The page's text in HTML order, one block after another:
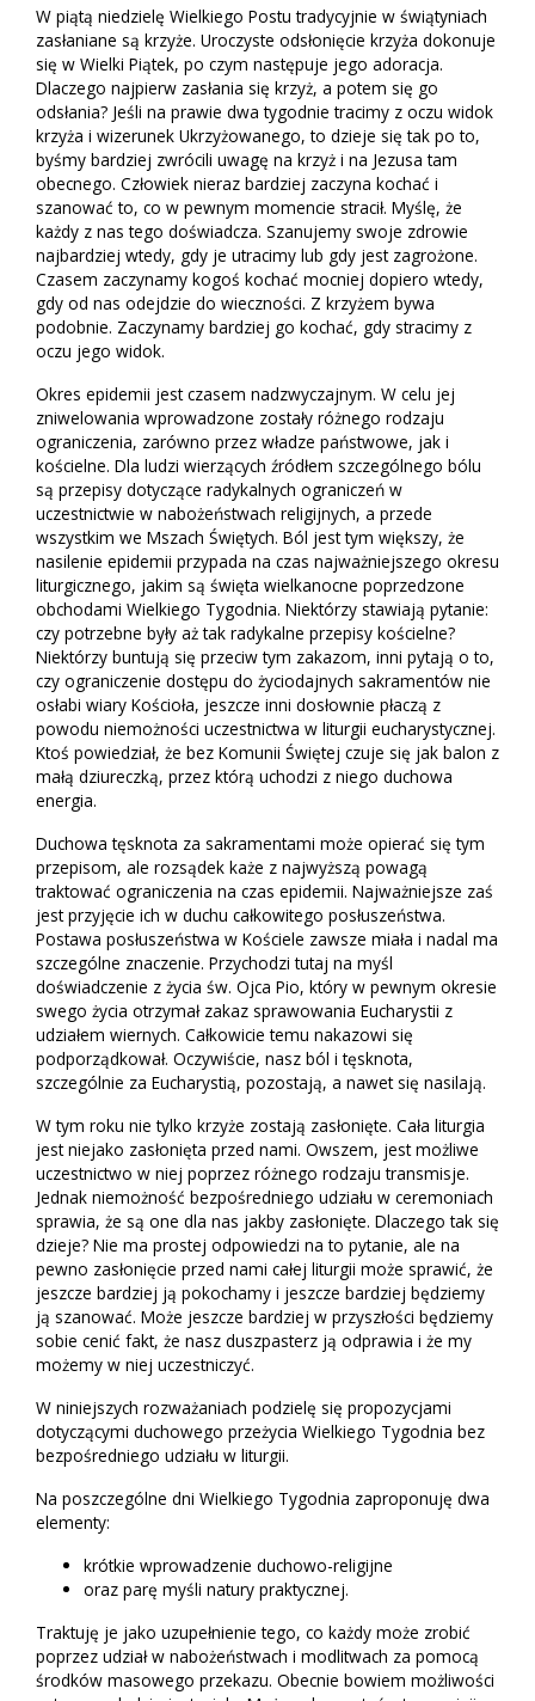
W piątą niedzielę Wielkiego Postu tradycyjnie w świątyniach
zasłaniane są krzyże. Uroczyste odsłonięcie krzyża dokonuje
się w Wielki Piątek, po czym następuje jego adoracja.
Dlaczego najpierw zasłania się krzyż, a potem się go
odsłania? Jeśli na prawie dwa tygodnie tracimy z oczu widok
krzyża i wizerunek Ukrzyżowanego, to dzieje się tak po to,
byśmy bardziej zwrócili uwagę na krzyż i na Jezusa tam
obecnego. Człowiek nieraz bardziej zaczyna kochać i
szanować to, co w pewnym momencie stracił. Myślę, że
każdy z nas tego doświadcza. Szanujemy swoje zdrowie
najbardziej wtedy, gdy je utracimy lub gdy jest zagrożone.
Czasem zaczynamy kogoś kochać mocniej dopiero wtedy,
gdy od nas odejdzie do wieczności. Z krzyżem bywa
podobnie. Zaczynamy bardziej go kochać, gdy stracimy z
oczu jego widok.
Okres epidemii jest czasem nadzwyczajnym. W celu jej
zniwelowania wprowadzone zostały różnego rodzaju
ograniczenia, zarówno przez władze państwowe, jak i
kościelne. Dla ludzi wierzących źródłem szczególnego bólu
są przepisy dotyczące radykalnych ograniczeń w
uczestnictwie w nabożeństwach religijnych, a przede
wszystkim we Mszach Świętych. Ból jest tym większy, że
nasilenie epidemii przypada na czas najważniejszego okresu
liturgicznego, jakim są święta wielkanocne poprzedzone
obchodami Wielkiego Tygodnia. Niektórzy stawiają pytanie:
czy potrzebne były aż tak radykalne przepisy kościelne?
Niektórzy buntują się przeciw tym zakazom, inni pytają o to,
czy ograniczenie dostępu do życiodajnych sakramentów nie
osłabi wiary Kościoła, jeszcze inni dosłownie płaczą z
powodu niemożności uczestnictwa w liturgii eucharystycznej.
Ktoś powiedział, że bez Komunii Świętej czuje się jak balon z
małą dziureczką, przez którą uchodzi z niego duchowa
energia.
Duchowa tęsknota za sakramentami może opierać się tym
przepisom, ale rozsądek każe z najwyższą powagą
traktować ograniczenia na czas epidemii. Najważniejsze zaś
jest przyjęcie ich w duchu całkowitego posłuszeństwa.
Postawa posłuszeństwa w Kościele zawsze miała i nadal ma
szczególne znaczenie. Przychodzi tutaj na myśl
doświadczenie z życia św. Ojca Pio, który w pewnym okresie
swego życia otrzymał zakaz sprawowania Eucharystii z
udziałem wiernych. Całkowicie temu nakazowi się
podporządkował. Oczywiście, nasz ból i tęsknota,
szczególnie za Eucharystią, pozostają, a nawet się nasilają.
W tym roku nie tylko krzyże zostają zasłonięte. Cała liturgia
jest niejako zasłonięta przed nami. Owszem, jest możliwe
uczestnictwo w niej poprzez różnego rodzaju transmisje.
Jednak niemożność bezpośredniego udziału w ceremoniach
sprawia, że są one dla nas jakby zasłonięte. Dlaczego tak się
dzieje? Nie ma prostej odpowiedzi na to pytanie, ale na
pewno zasłonięcie przed nami całej liturgii może sprawić, że
jeszcze bardziej ją pokochamy i jeszcze bardziej będziemy
ją szanować. Może jeszcze bardziej w przyszłości będziemy
sobie cenić fakt, że nasz duszpasterz ją odprawia i że my
możemy w niej uczestniczyć.
W niniejszych rozważaniach podzielę się propozycjami
dotyczącymi duchowego przeżycia Wielkiego Tygodnia bez
bezpośredniego udziału w liturgii.
Na poszczególne dni Wielkiego Tygodnia zaproponuję dwa
elementy:
krótkie wprowadzenie duchowo-religijne
oraz parę myśli natury praktycznej.
Traktuję je jako uzupełnienie tego, co każdy może zrobić
poprzez udział w nabożeństwach i modlitwach za pomocą
środków masowego przekazu. Obecnie bowiem możliwości